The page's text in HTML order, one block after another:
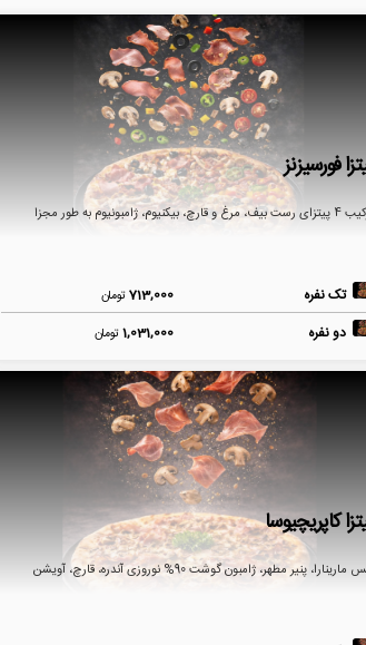
فورسیزنز
و قارچ، بیکنیوم، ژامبونیوم به طور مجزا
تک نفره 713,000تومان
دو نفره 1,031,000تومان
کاپریچیوسا
پنیر مطهر، ژامبون گوشت 90% نوروزی آندره، قارچ، آویشن